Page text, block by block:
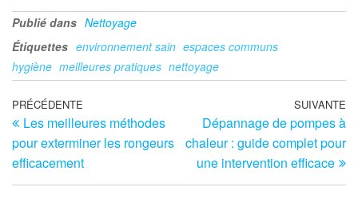
Publié dans Nettoyage
Étiquettes environnement sain espaces communs
hygiène meilleures pratiques nettoyage
Navigation
de
l’article
Article
précédent
PRÉCÉDENTE
Les meilleures méthodes
pour exterminer les rongeurs
efficacement
SUIVANTE
Dépannage de pompes à
chaleur : guide complet pour
une intervention efficace